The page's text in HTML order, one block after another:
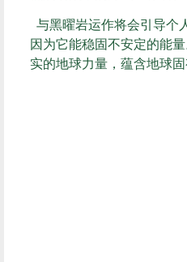
与黑曜岩运作将会引导个
因为它能稳固不安定的能
实的地球力量，蕴含地球